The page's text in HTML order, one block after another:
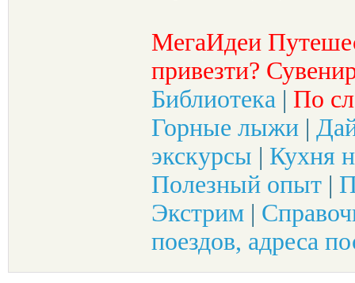
МегаИдеи
привезти?
Библиотека | По
Горные лыжи |
экскурсы | Кухня
Полезный опыт |
Экстрим |
поездов, адреса